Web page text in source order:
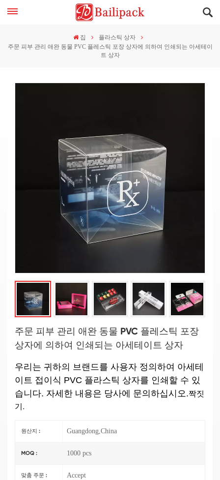
집
플라스틱 상자
주문 피부 관리 애완 동물 PVC 플레스틱 포장 상자에 의하여 인쇄되는 아세테이
트 상자
주문 피부 관리 애완 동물 PVC 플레스틱 포장
상자에 의하여 인쇄되는 아세테이트 상자
우리는 귀하의 브랜드를 사용자 정의하여 아세테
이트 접이식 PVC 플라스틱 상자를 인쇄할 수 있
습니다. 자세한 내용은 당사에 문의하십시오.짝짓
기.
원산지 : Guangdong,China
MOQ : 1000 pcs
맞춤 주문 : Accept